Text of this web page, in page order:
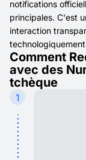
notifications
principales. C'est
interaction
Comment
avec des
tchèque
1